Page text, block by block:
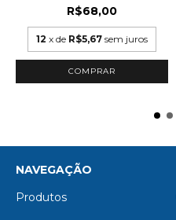
R$68,00
12 x de R$5,67 sem juros
NAVEGAÇÃO
Produtos